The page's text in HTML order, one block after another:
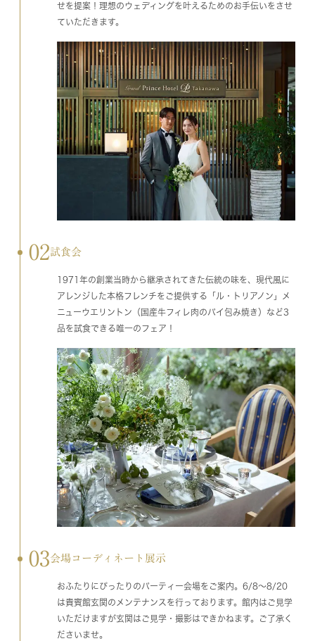
せを提案！理想のウェディングを叶えるためのお手伝いをさせ
ていただきます。
02試食会
1971年の創業当時から継承されてきた伝統の味を、現代風に
アレンジした本格フレンチをご提供する「ル・トリアノン」メ
ニューウエリントン（国産牛フィレ肉のパイ包み焼き）など3
品を試食できる唯一のフェア！
03会場コーディネート展示
おふたりにぴったりのパーティー会場をご案内。6/8～8/20
は貴賓館玄関のメンテナンスを行っております。館内はご見学
いただけますが玄関はご見学・撮影はできかねます。ご了承く
ださいませ。